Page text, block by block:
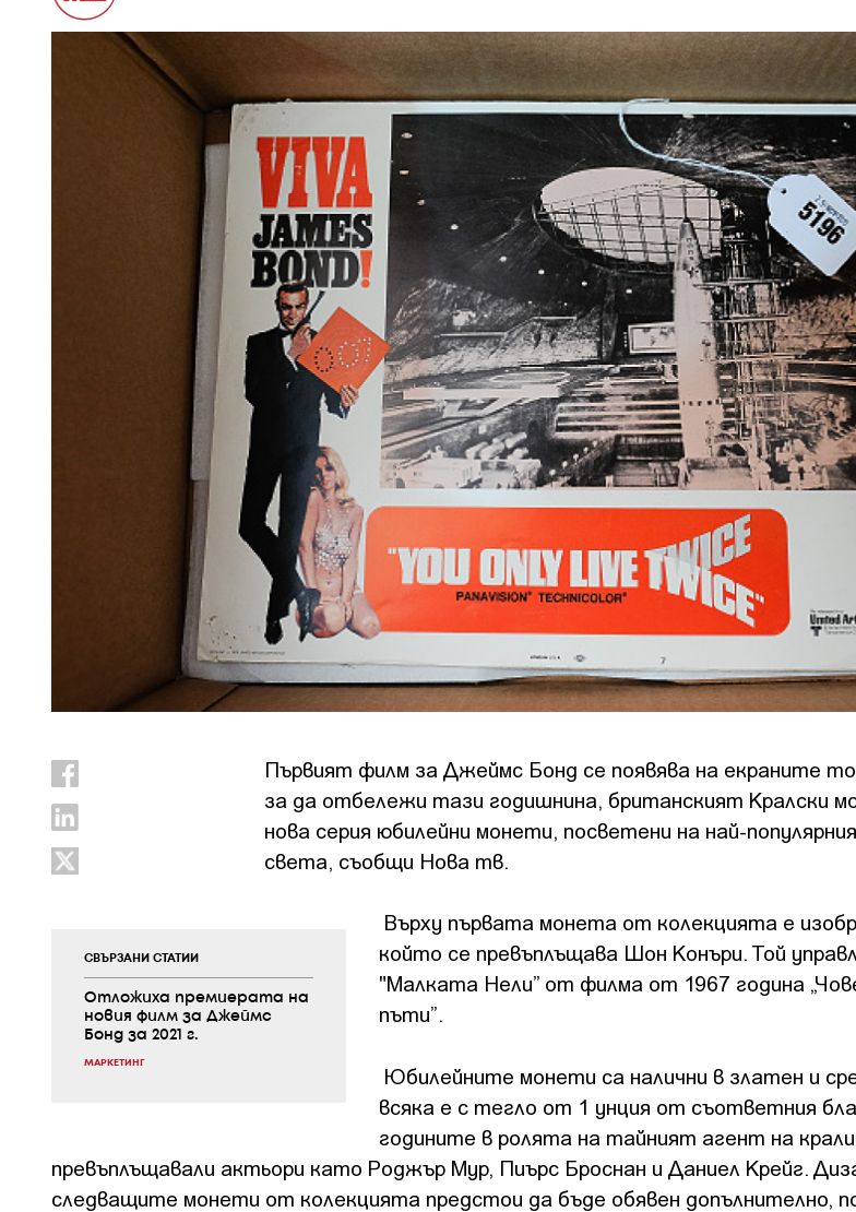
СВЪРЗАНИ СТАТИИ
Отложиха премиерата на
новия филм за Джеймс
Бонд за 2021 г.
МАРКЕТИНГ
Първият филм за Джеймс Бонд се появява на екраните
за да отбележи тази годишнина, британският Кралски
нова серия юбилейни монети, посветени на най-
света, съобщи Нова тв.
Върху първата монета от колекцията е
който се превъплъщава Шон Конъри. Той
"Малката Нели” от филма от 1967 година
пъти”.
Юбилейните монети са налични в златен и
всяка е с тегло от 1 унция от съответния
годините в ролята на тайният агент на
превъплъщавали актьори като Роджър Мур, Пиърс Броснан и Даниел Крейг.
следващите монети от колекцията предстои да бъде обявен допълнително,